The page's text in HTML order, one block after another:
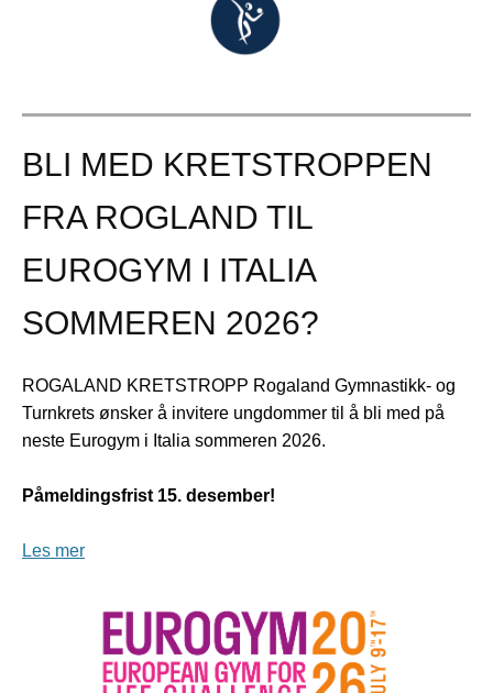
BLI MED KRETSTROPPEN
FRA ROGLAND TIL
EUROGYM I ITALIA
SOMMEREN 2026?
ROGALAND KRETSTROPP Rogaland Gymnastikk- og
Turnkrets ønsker å invitere ungdommer til å bli med på
neste Eurogym i Italia sommeren 2026.
Påmeldingsfrist 15. desember!
Les mer